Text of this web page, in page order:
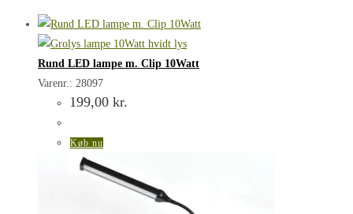
Rund LED lampe m. Clip 10Watt
Varenr.: 28097
199,00 kr.
Køb nu